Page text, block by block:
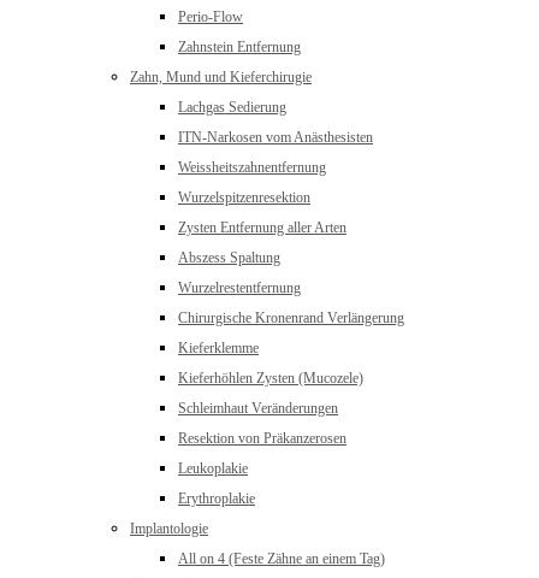
Perio-Flow
Zahnstein Entfernung
Zahn, Mund und Kieferchirugie
Lachgas Sedierung
ITN-Narkosen vom Anästhesisten
Weissheitszahnentfernung
Wurzelspitzenresektion
Zysten Entfernung aller Arten
Abszess Spaltung
Wurzelrestentfernung
Chirurgische Kronenrand Verlängerung
Kieferklemme
Kieferhöhlen Zysten (Mucozele)
Schleimhaut Veränderungen
Resektion von Präkanzerosen
Leukoplakie
Erythroplakie
Implantologie
All on 4 (Feste Zähne an einem Tag)